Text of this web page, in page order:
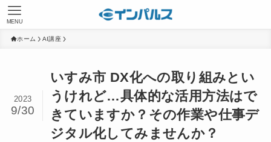
MENU
ホーム AI講座
いすみ市 DX化への取り組みとい
うけれど…具体的な活用方法はで
きていますか？その作業や仕事デ
ジタル化してみませんか？
2023
9/30